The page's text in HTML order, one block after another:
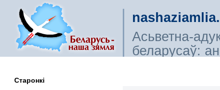
Асьветна-
беларусаў:
Старонкі